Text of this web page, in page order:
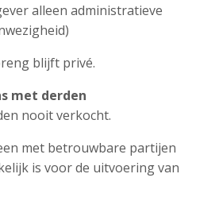
alleen administratieve
blijft privé.
met derden
nooit verkocht.
met betrouwbare partijen
is voor de uitvoering van